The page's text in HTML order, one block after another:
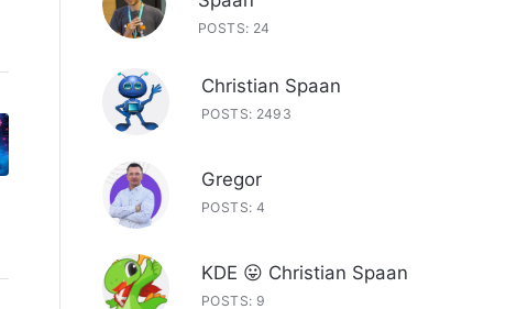
POSTS: 24
Christian Spaan
POSTS: 2493
Gregor
POSTS: 4
KDE 😛 Christian Spaan
POSTS: 9